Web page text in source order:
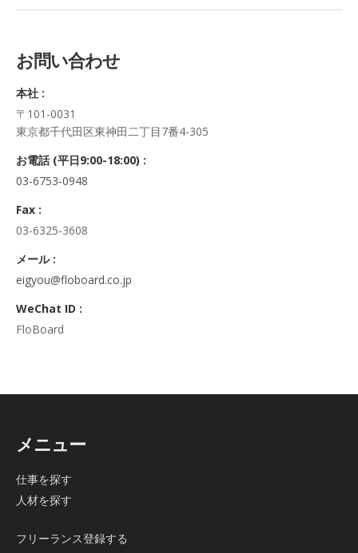
ご入力頂く個人情報は第三者に提供しません。
正・追加・削除、利用の停止または消去、第三者への提供の停
口に申し出ることができます。
その際、弊社はご本人を確認させていただいたうえで、合理的
な期間内に対応いたします。
株式会社FloBoard 個人情報問合せ窓口
〒101-0031 東京都千代田区東神田二丁目7番4-305
メールアドレス: info@floboard.co.jp TEL: 03-6753-0948
ールデンウィークを除く)
6. 個人情報における任意性について
個人情報のご提供は、ご本人の任意です。ただし、必須項目を
ご入力頂けない場合は本フォームをご利用頂けませんので、ご
了承ください。
お問い合わせ
本社 :
〒101-0031
東京都千代田区東神田二丁目7番4-305
お電話 (平日9:00-18:00) :
03-6753-0948
Fax :
03-6325-3608
メール :
eigyou@floboard.co.jp
WeChat ID :
FloBoard
メニュー
仕事を探す
人材を探す
フリーランス登録する